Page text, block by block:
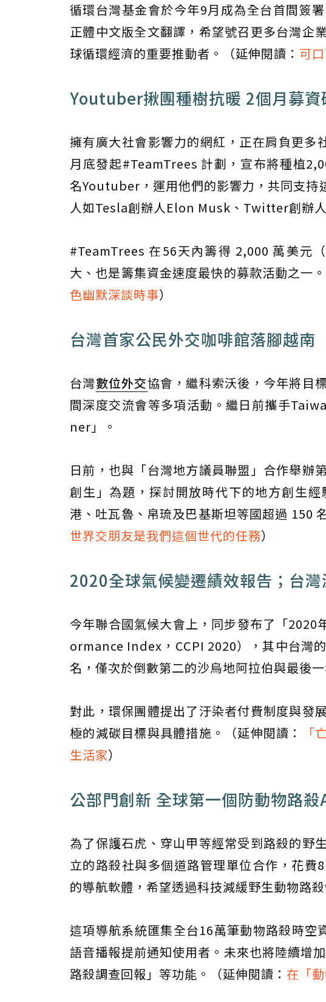
循環台灣基金會於今年9月成為全台首間簽
正體中文版全文翻譯，希望號召更多台灣企
球循環經濟的重要推動者。（延伸閱讀： 可
Youtuber揪團種樹抗暖 2個月募資
擁有廣大社會影響力的網紅，正在肩負更
月底發起#TeamTrees 計劃，宣布將種植
名Youtuber，運用他們的影響力，共同支持
人如Tesla創辦人Elon Musk、Twitter創辦
#TeamTrees 在56天內籌得 2,000 萬美元
大、也是籌集資金速度最快的募款活動之一
色幽默深談時事）
台灣首家公民外交咖啡館落腳越南
台灣數位外交協會，繼科索沃後，今年將目
間深度交流會等多項活動。繼日前攜手
ner」。
日前，也與「台灣地方議員聯盟」合作舉辦
創生」為題，探討開放時代下的地方創生
港、吐瓦魯、帛琉及巴基斯坦等國超過 150
世界交朋友是我們這個世代的任務）
2020全球氣候變遷績效報告；台
今年聯合國氣候大會上，同步發布了「
ormance Index，CCPI 2020），其中台灣
名，僅次於倒數第二的沙烏地阿拉伯與最後一
對此，環保團體提出了汙染者付費制度與發
極的減碳目標與具體措施。（延伸閱讀：
「
生活家）
公部門創新 全球第一個防動物路殺
為了保護石虎、穿山甲等經常受到路殺的野
立的路殺社與多個道路管理單位合作，花
的導航軟體，希望透過科技減緩野生動物路殺
這項導航系統匯集全台16萬筆動物路殺時
語音播報提前通知使用者。未來也將陸續增
路殺調查回報」等功能。（延伸閱讀： 在「